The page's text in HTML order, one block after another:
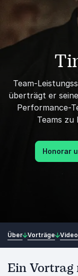
Team-
überträgt er
Performance-
Teams
Honorar
Über Vorträge
Ein